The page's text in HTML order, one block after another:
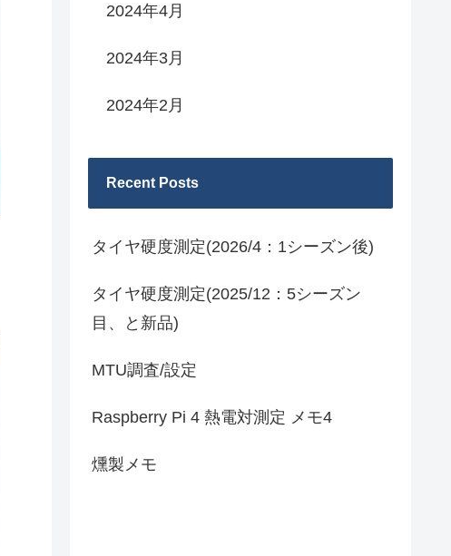
2024年4月
2024年3月
2024年2月
Recent Posts
タイヤ硬度測定(2026/4：1シーズン後)
タイヤ硬度測定(2025/12：5シーズン
目、と新品)
MTU調査/設定
Raspberry Pi 4 熱電対測定 メモ4
燻製メモ